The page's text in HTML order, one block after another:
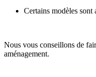
Certains modèles
Nous vous conseillons de
aménagement.